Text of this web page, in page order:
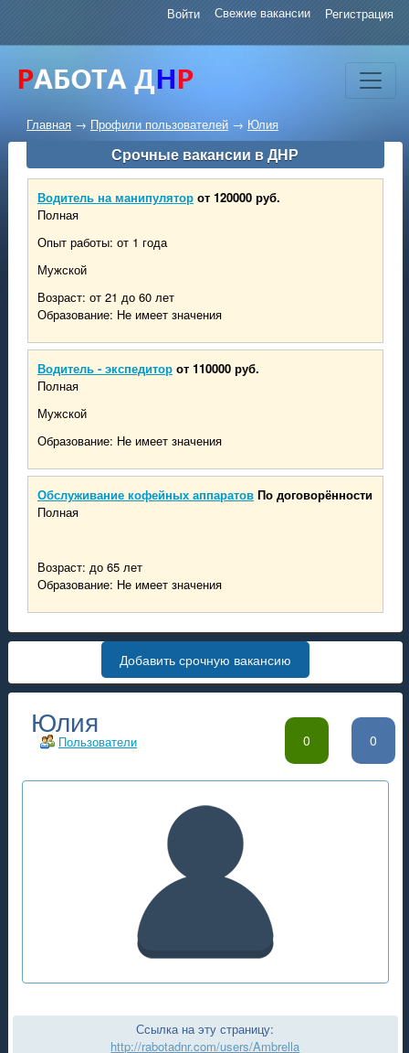
Войти Свежие вакансии Регистрация
Главная → Профили пользователей→ Юлия
Срочные вакансии в ДНР
Водитель на манипулятор от 120000 руб.
Полная
Опыт работы: от 1 года
Мужской
Возраст: от 21 до 60 лет
Образование: Не имеет значения
Водитель - экспедитор от 110000 руб.
Полная
Мужской
Образование: Не имеет значения
Обслуживание кофейных аппаратов По договорённости
Полная
Возраст: до 65 лет
Образование: Не имеет значения
Добавить срочную вакансию
0 0
Пользователи
Юлия
Ссылка на эту страницу:
http://rabotadnr.com/users/Ambrella